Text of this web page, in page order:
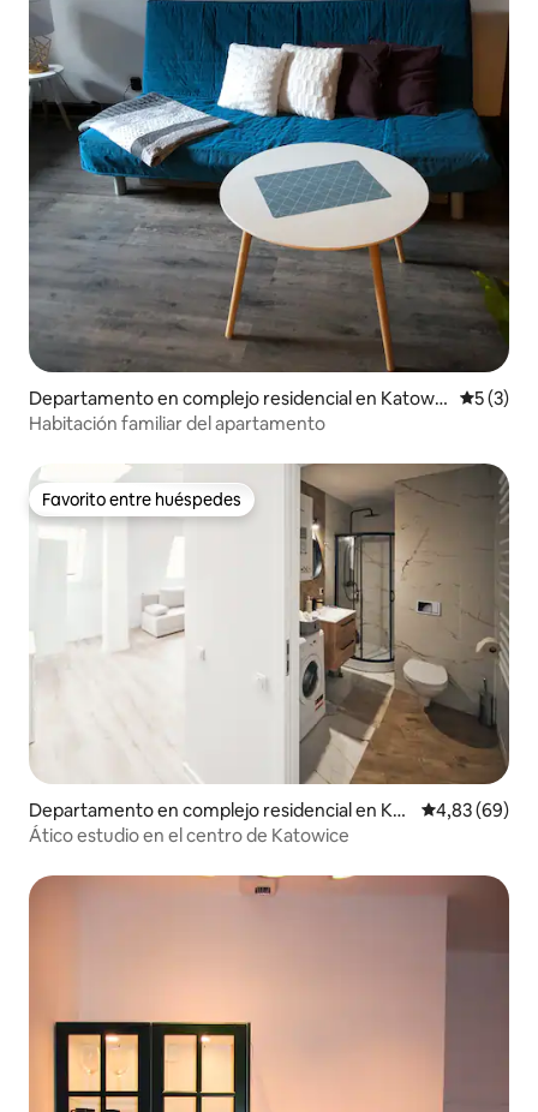
Departamento en complejo residencial en Katowic
e
5 (3)
Habitación familiar del apartamento
Favorito entre huéspedes
Favorito entre huéspedes
Departamento en complejo residencial en Kat
owice
Calificación
4,83 (69)
Ático estudio en el centro de Katowice